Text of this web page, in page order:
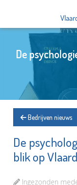
De
Bedrijven nieuws
De
blik op
Ingezonden